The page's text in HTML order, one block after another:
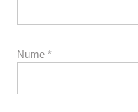
Nume *